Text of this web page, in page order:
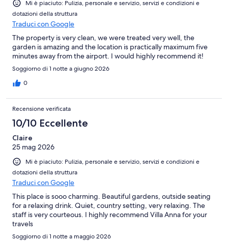
Mi è piaciuto: Pulizia, personale e servizio, servizi e condizioni e
dotazioni della struttura
Traduci con Google
The property is very clean, we were treated very well, the
garden is amazing and the location is practically maximum five
minutes away from the airport. I would highly recommend it!
Soggiorno di 1 notte a giugno 2026
0
Recensione verificata
10/10 Eccellente
Claire
25 mag 2026
Mi è piaciuto: Pulizia, personale e servizio, servizi e condizioni e
dotazioni della struttura
Traduci con Google
This place is sooo charming. Beautiful gardens, outside seating
for a relaxing drink. Quiet, country setting, very relaxing. The
staff is very courteous. I highly recommend Villa Anna for your
travels
Soggiorno di 1 notte a maggio 2026